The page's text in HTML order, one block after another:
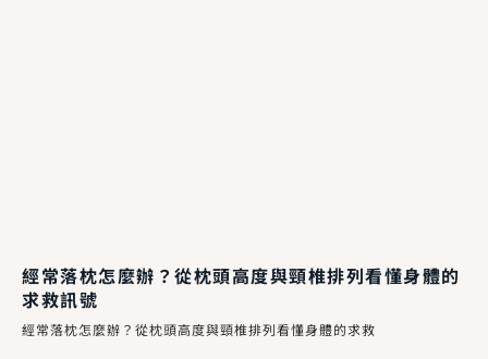
經常落枕怎麼辦？從枕頭高度與頸椎排列看懂身體的
求救訊號
經常落枕怎麼辦？從枕頭高度與頸椎排列看懂身體的求救